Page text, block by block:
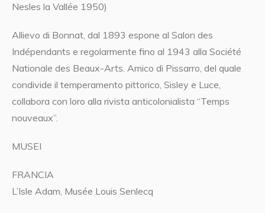
Nesles la Vallée 1950)
Allievo di Bonnat, dal 1893 espone al Salon des
Indépendants e regolarmente fino al 1943 alla Société
Nationale des Beaux-Arts. Amico di Pissarro, del quale
condivide il temperamento pittorico, Sisley e Luce,
collabora con loro alla rivista anticolonialista “Temps
nouveaux”.
MUSEI
FRANCIA
L’Isle Adam, Musée Louis Senlecq